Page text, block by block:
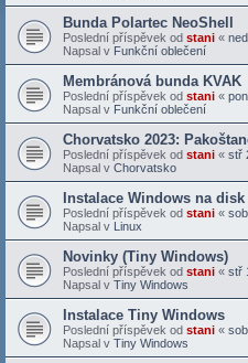
Bunda Polartec NeoShell
Poslední příspěvek od stani «
Napsal v Funkční oblečení
Membránová bunda KVAK
Poslední příspěvek od stani «
Napsal v Funkční oblečení
Chorvatsko 2023:
Poslední příspěvek od stani « stř
Napsal v Chorvatsko
Instalace Windows na
Poslední příspěvek od stani «
Napsal v Linux
Novinky (Tiny Windows)
Poslední příspěvek od stani « stř
Napsal v Tiny Windows
Instalace Tiny Windows
Poslední příspěvek od stani «
Napsal v Tiny Windows